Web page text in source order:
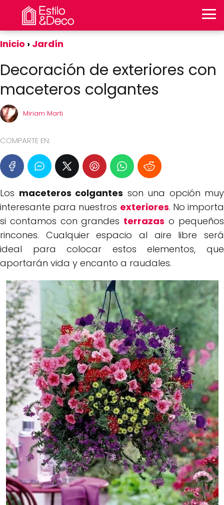
Inicio Jardín
Decoración de exteriores con
maceteros colgantes
Miriam Marti
COMPARTE EN:
Los maceteros colgantes son una opción muy
interesante para nuestros exteriores. No importa
si contamos con grandes terrazas o pequeños
rincones. Cualquier espacio al aire libre será
ideal para colocar estos elementos, que
aportarán vida y encanto a raudales.